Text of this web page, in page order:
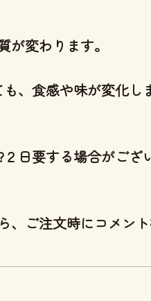
が変わります。
、食感や味が変化
日要する場合がござ
ご注文時にコメント